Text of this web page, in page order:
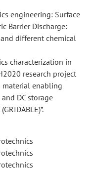
engineering: Surface
Barrier Discharge:
different chemical
characterization in
research project
material enabling
DC storage